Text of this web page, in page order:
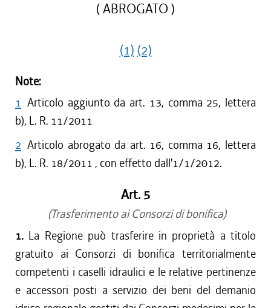
( ABROGATO )
(1) (2)
Note:
1 Articolo aggiunto da art. 13, comma 25, lettera
b), L. R. 11/2011
2 Articolo abrogato da art. 16, comma 16, lettera
b), L. R. 18/2011 , con effetto dall'1/1/2012.
Art. 5
(Trasferimento ai Consorzi di bonifica)
1. La Regione può trasferire in proprietà a titolo
gratuito ai Consorzi di bonifica territorialmente
competenti i caselli idraulici e le relative pertinenze
e accessori posti a servizio dei beni del demanio